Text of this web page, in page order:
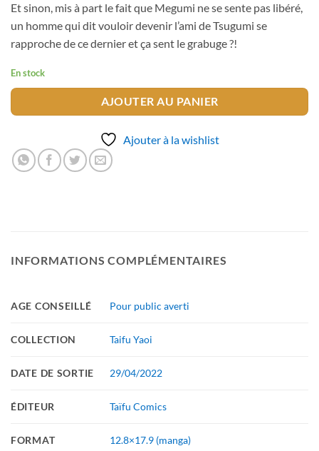
Et sinon, mis à part le fait que Megumi ne se sente pas libéré,
un homme qui dit vouloir devenir l’ami de Tsugumi se
rapproche de ce dernier et ça sent le grabuge ?!
En stock
AJOUTER AU PANIER
Ajouter à la wishlist
INFORMATIONS COMPLÉMENTAIRES
AGE CONSEILLÉ Pour public averti
COLLECTION Taifu Yaoi
DATE DE SORTIE 29/04/2022
ÉDITEUR Taïfu Comics
FORMAT 12.8×17.9 (manga)